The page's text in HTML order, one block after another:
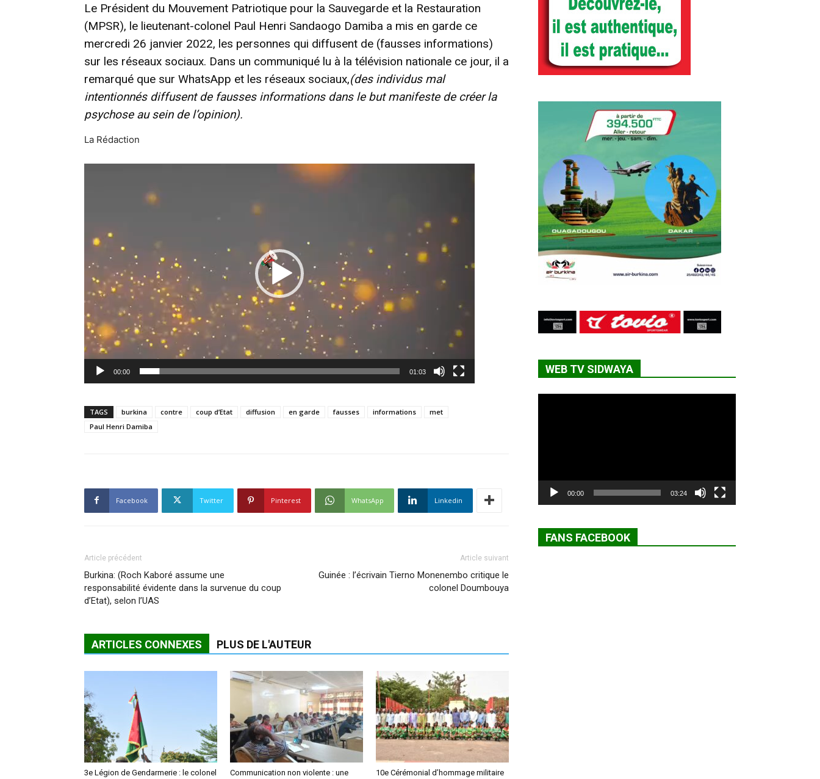
Le Président du Mouvement Patriotique pour la Sauvegarde et la Restauration
(MPSR), le lieutenant-colonel Paul Henri Sandaogo Damiba a mis en garde ce
mercredi 26 janvier 2022, les personnes qui diffusent de (fausses informations)
sur les réseaux sociaux. Dans un communiqué lu à la télévision nationale ce jour, il a
remarqué que sur WhatsApp et les réseaux sociaux,(des individus mal
intentionnés diffusent de fausses informations dans le but manifeste de créer la
psychose au sein de l’opinion).
La Rédaction
Lecteur
00:00 01:03
TAGS burkina contre coup d’Etat diffusion en garde fausses informations
met
Paul Henri Damiba
Facebook Twitter Pinterest WhatsApp Linkedin
Article précédent
Burkina: (Roch Kaboré assume une
responsabilité évidente dans la survenue du coup
d’Etat), selon l’UAS
Article suivant
Guinée : l’écrivain Tierno Monenembo critique le
colonel Doumbouya
ARTICLES CONNEXES PLUS DE L'AUTEUR
3e Légion de Gendarmerie : le colonel
Communication non violente : une
10e Cérémonial d’hommage militaire
WEB TV SIDWAYA
00:00 03:24
FANS FACEBOOK